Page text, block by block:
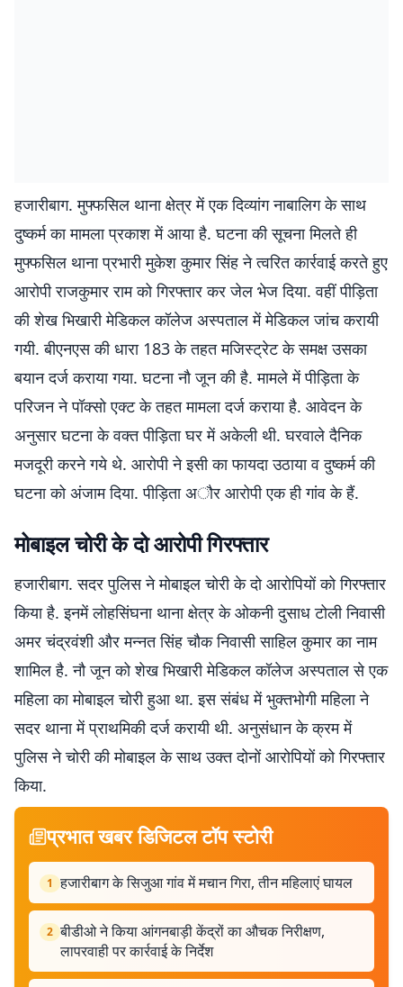
हजारीबाग. मुफ्फसिल थाना क्षेत्र में एक दिव्यांग नाबालिग के साथ
दुष्कर्म का मामला प्रकाश में आया है. घटना की सूचना मिलते ही
मुफ्फसिल थाना प्रभारी मुकेश कुमार सिंह ने त्वरित कार्रवाई करते हुए
आरोपी राजकुमार राम को गिरफ्तार कर जेल भेज दिया. वहीं पीड़िता
की शेख भिखारी मेडिकल कॉलेज अस्पताल में मेडिकल जांच करायी
गयी. बीएनएस की धारा 183 के तहत मजिस्ट्रेट के समक्ष उसका
बयान दर्ज कराया गया. घटना नौ जून की है. मामले में पीड़िता के
परिजन ने पॉक्सो एक्ट के तहत मामला दर्ज कराया है. आवेदन के
अनुसार घटना के वक्त पीड़िता घर में अकेली थी. घरवाले दैनिक
मजदूरी करने गये थे. आरोपी ने इसी का फायदा उठाया व दुष्कर्म की
घटना को अंजाम दिया. पीड़िता अौर आरोपी एक ही गांव के हैं.
मोबाइल चोरी के दो आरोपी गिरफ्तार
हजारीबाग. सदर पुलिस ने मोबाइल चोरी के दो आरोपियों को गिरफ्तार
किया है. इनमें लोहसिंघना थाना क्षेत्र के ओकनी दुसाध टोली निवासी
अमर चंद्रवंशी और मन्नत सिंह चौक निवासी साहिल कुमार का नाम
शामिल है. नौ जून को शेख भिखारी मेडिकल कॉलेज अस्पताल से एक
महिला का मोबाइल चोरी हुआ था. इस संबंध में भुक्तभोगी महिला ने
सदर थाना में प्राथमिकी दर्ज करायी थी. अनुसंधान के क्रम में
पुलिस ने चोरी की मोबाइल के साथ उक्त दोनों आरोपियों को गिरफ्तार
किया.
प्रभात खबर डिजिटल टॉप स्टोरी
1 हजारीबाग के सिजुआ गांव में मचान गिरा, तीन महिलाएं घायल
2 बीडीओ ने किया आंगनबाड़ी केंद्रों का औचक निरीक्षण,
लापरवाही पर कार्रवाई के निर्देश